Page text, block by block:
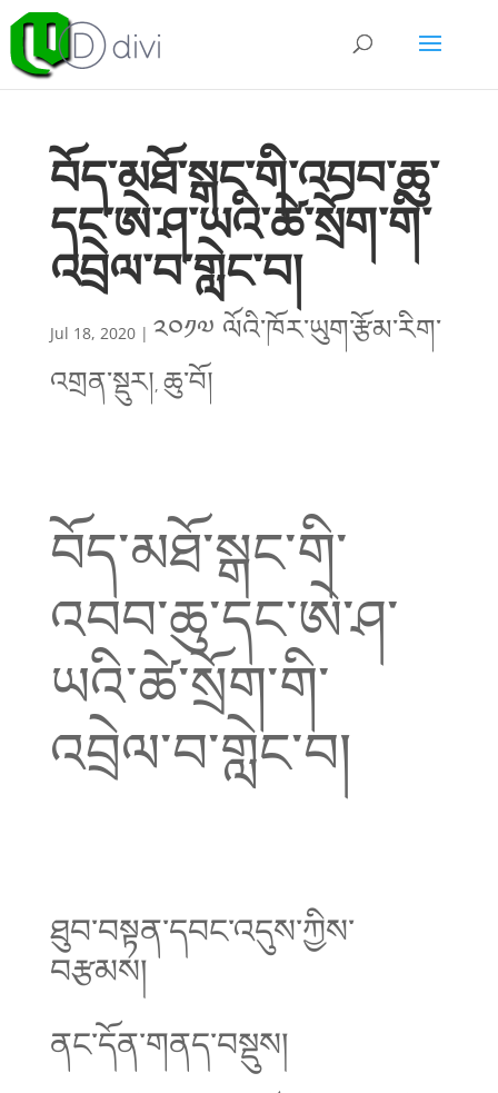
བོད་མཐོ་སྒང་གི་འབབ་ཆུ་
དང་ཨེ་ཤ་ཡའི་ཚེ་སྲོག་གི་
འབྲེལ་བ་གླེང་བ།
Jul 18, 2020| ༢༠༡༧ ལོའི་ཁོར་ཡུག་རྩོམ་རིག་
འགྲན་སྡུར།, ཆུ་བོ།
བོད་མཐོ་སྒང་གི་
འབབ་ཆུ་དང་ཨེ་ཤ་
ཡའི་ཚེ་སྲོག་གི་
འབྲེལ་བ་གླེང་བ།
ཐུབ་བསྟན་དབང་འདུས་ཀྱིས་
བརྩམས།
ནང་དོན་གནད་བསྡུས།